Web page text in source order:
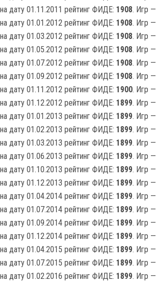
на дату 01.11.2011 рейтинг ФИДЕ: 1908. Игр
на дату 01.01.2012 рейтинг ФИДЕ: 1908. Игр
на дату 01.03.2012 рейтинг ФИДЕ: 1908. Игр
на дату 01.05.2012 рейтинг ФИДЕ: 1908. Игр
на дату 01.07.2012 рейтинг ФИДЕ: 1908. Игр
на дату 01.09.2012 рейтинг ФИДЕ: 1908. Игр
на дату 01.11.2012 рейтинг ФИДЕ: 1900. Игр
на дату 01.12.2012 рейтинг ФИДЕ: 1899. Игр
на дату 01.01.2013 рейтинг ФИДЕ: 1899. Игр
на дату 01.02.2013 рейтинг ФИДЕ: 1899. Игр
на дату 01.03.2013 рейтинг ФИДЕ: 1899. Игр
на дату 01.06.2013 рейтинг ФИДЕ: 1899. Игр
на дату 01.10.2013 рейтинг ФИДЕ: 1899. Игр
на дату 01.12.2013 рейтинг ФИДЕ: 1899. Игр
на дату 01.04.2014 рейтинг ФИДЕ: 1899. Игр
на дату 01.07.2014 рейтинг ФИДЕ: 1899. Игр
на дату 01.09.2014 рейтинг ФИДЕ: 1899. Игр
на дату 01.12.2014 рейтинг ФИДЕ: 1899. Игр
на дату 01.04.2015 рейтинг ФИДЕ: 1899. Игр
на дату 01.07.2015 рейтинг ФИДЕ: 1899. Игр
на дату 01.02.2016 рейтинг ФИДЕ: 1899. Игр